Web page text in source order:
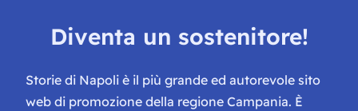
Diventa un sostenitore!
Storie di Napoli è il più grande ed autorevole sito
web di promozione della regione Campania. È